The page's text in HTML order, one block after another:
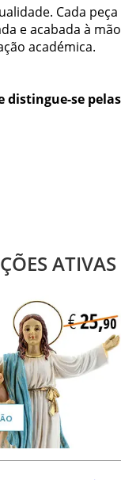
Cada peça
e acabada à mão
académica.
distingue-se pelas
ATIVAS